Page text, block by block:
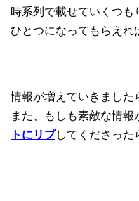
時系列で載せていくつ
ひとつになってもらえれ
情報が増えていきました
また、もしも素敵な情報
トにリプしてくださった